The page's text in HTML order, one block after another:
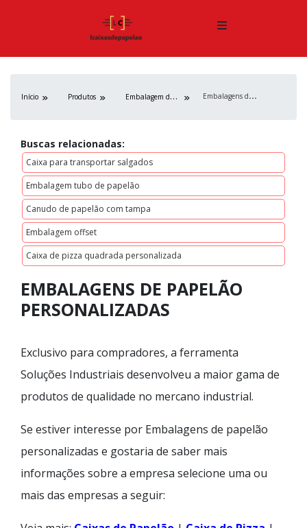
Início Produtos E
mbalagem de papelão E
mbalagens de papelão personalizadas
Buscas relacionadas:
Caixa para transportar salgados
Embalagem tubo de papelão
Canudo de papelão com tampa
Embalagem offset
Caixa de pizza quadrada personalizada
EMBALAGENS DE PAPELÃO
PERSONALIZADAS
Exclusivo para compradores, a ferramenta
Soluções Industriais desenvolveu a maior gama de
produtos de qualidade no mercano industrial.
Se estiver interesse por Embalagens de papelão
personalizadas e gostaria de saber mais
informações sobre a empresa selecione uma ou
mais das empresas a seguir: